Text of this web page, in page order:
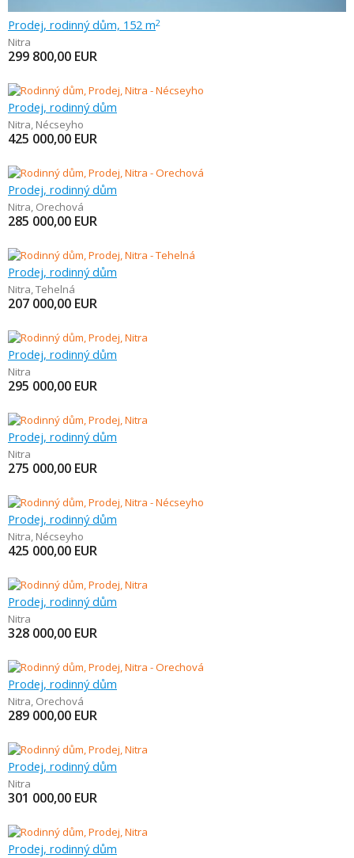
Prodej, rodinný dům, 152 m2
Nitra
299 800,00 EUR
Prodej, rodinný dům
Nitra, Nécseyho
425 000,00 EUR
Prodej, rodinný dům
Nitra, Orechová
285 000,00 EUR
Prodej, rodinný dům
Nitra,Tehelná
207 000,00 EUR
Prodej, rodinný dům
Nitra
295 000,00 EUR
Prodej, rodinný dům
Nitra
275 000,00 EUR
Prodej, rodinný dům
Nitra, Nécseyho
425 000,00 EUR
Prodej, rodinný dům
Nitra
328 000,00 EUR
Prodej, rodinný dům
Nitra, Orechová
289 000,00 EUR
Prodej, rodinný dům
Nitra
301 000,00 EUR
Prodej, rodinný dům